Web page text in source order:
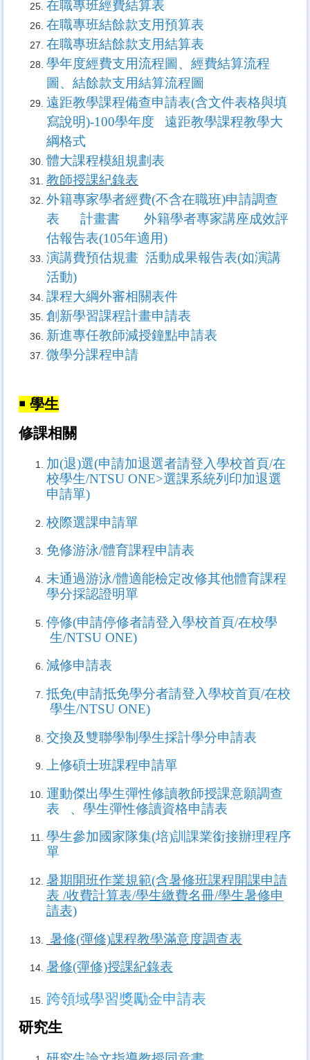
在職專班經費結算表
在職專班結餘款支用預算表
在職專班結餘款支用結算表
學年度經費支用流程圖、 經費結算流程
圖、 結餘款支用結算流程圖
遠距教學課程備查申請表(含文件表格與填
寫說明)-100學年度
遠距教學課程教學大
綱格式
體大課程模組規劃表
教師授課紀錄表
外籍專家學者經費(不含在職班)申請調查
表
計畫書
外籍學者專家講座成效評
估報告表(105年適用)
演講費預估規畫 活動成果報告表(如演講
活動)
課程大綱外審相關表件
創新學習課程計畫申請表
新進專任教師減授鐘點申請表
微學分課程申請
￭ 學生
修課相關
加(退)選(申請加退選者請登入學校首頁/在
校學生/NTSU ONE>選課系統列印加退選
申請單)
校際選課申請單
免修游泳/體育課程申請表
未通過游泳/體適能檢定改修其他體育課程
學分採認證明單
停修(申請停修者請登入學校首頁/在校學
生/NTSU ONE)
減修申請表
抵免(申請抵免學分者請登入學校首頁/在校
學生/NTSU ONE)
交換及雙聯學制學生採計學分申請表
上修碩士班課程申請單
運動傑出學生彈性修讀教師授課意願調查
表 、 學生彈性修讀資格申請表
學生參加國家隊集(培)訓課業銜接辦理程序
單
暑期開班作業規範(含暑修班課程開課申請
表 /收費計算表/學生繳費名冊/學生暑修申
請表)
暑修(彈修)課程教學滿意度調查表
暑修(彈修)授課紀錄表
跨領域學習獎勵金申請表
研究生